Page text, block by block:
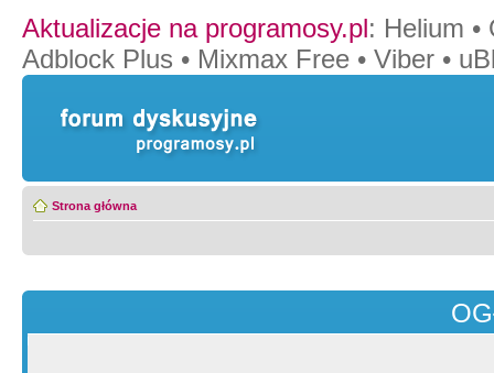
Aktualizacje na programosy.pl: Helium •
Adblock Plus • Mixmax Free • Viber •
Strona główna